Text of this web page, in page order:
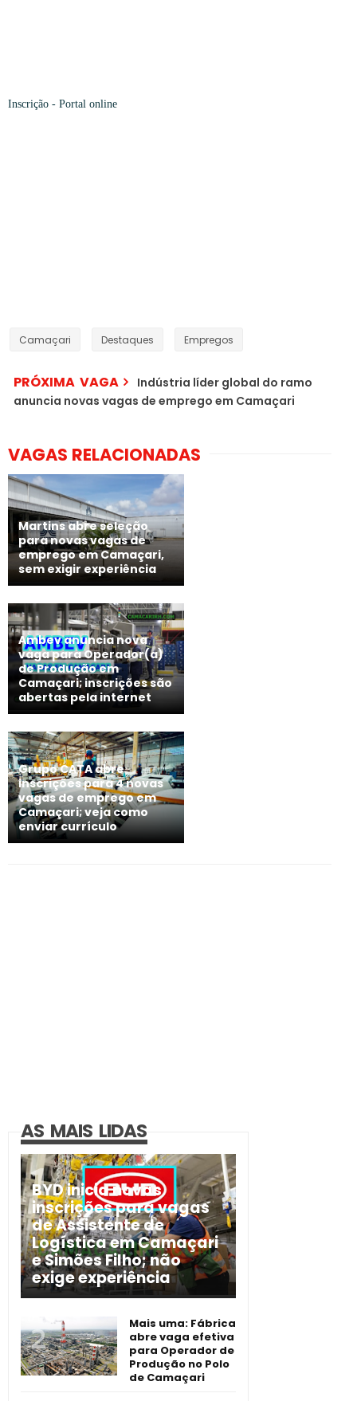
Inscrição - Portal online
Camaçari Destaques Empregos
PRÓXIMA VAGA
Indústria líder global do ramo
anuncia novas vagas de emprego em Camaçari
VAGAS RELACIONADAS
Martins abre seleção
para novas vagas de
emprego em Camaçari,
sem exigir experiência
Ambev anuncia nova
vaga para Operador(a)
de Produção em
Camaçari; inscrições são
abertas pela internet
Grupo CATA abre
inscrições para 4 novas
vagas de emprego em
Camaçari; veja como
enviar currículo
AS MAIS LIDAS
BYD inicia novas
inscrições para vagas
de Assistente de
Logística em Camaçari
e Simões Filho; não
exige experiência
Mais uma: Fábrica
abre vaga efetiva
para Operador de
Produção no Polo
de Camaçari